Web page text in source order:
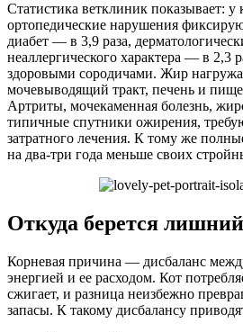
Статистика ветклиник показывает:
ортопедические нарушения
диабет — в 3,9 раза,
неаллергического характера — в 2,3
здоровыми сородичами. Жир
мочевыводящий тракт, печень и
Артриты, мочекаменная болезнь,
типичные спутники ожирения,
затратного лечения. К тому же
на два-три года меньше своих
Откуда берется
Корневая причина — дисбаланс
энергией и ее расходом. Кот
сжигает, и разница неизбежно
запасы. К такому дисбалансу